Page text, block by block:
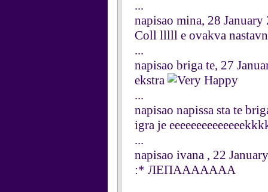
...
napisao mina, 28 January
Coll lllll e ovakva
...
napisao briga te, 27
ekstra
...
napisao napissa sta te
igra je
...
napisao ivana , 22
:* ЛЕПААААААА